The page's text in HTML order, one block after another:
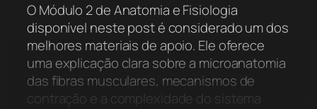
O Módulo 2 de Anatomia e Fisiologia
disponível neste post é considerado um dos
melhores materiais de apoio. Ele oferece
uma explicação clara sobre a microanatomia
das fibras musculares, mecanismos de
contração e a complexidade do sistema